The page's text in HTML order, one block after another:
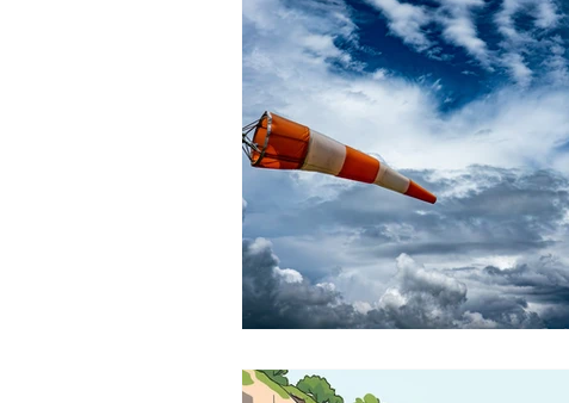
GIRONDE Santé-Bien-être
Guides - Accompagnateurs
Reparation / Service